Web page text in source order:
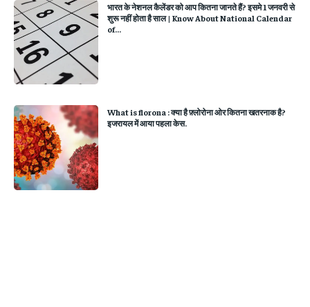
भारत के नेशनल कैलेंडर को आप कितना जानते हैं? इसमे 1 जनवरी से
शुरू नहीं होता है साल | Know About National Calendar
of...
What is florona : क्या है फ़्लोरोना ओर कितना खतरनाक है?
इजरायल में आया पहला केस.